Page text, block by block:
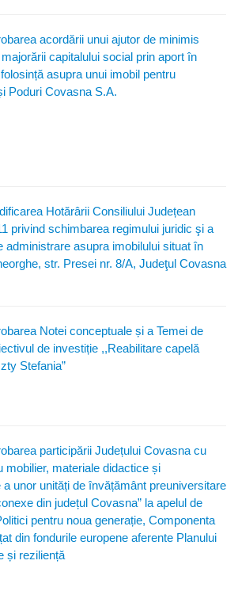
acordării unui ajutor de minimis
capitalului social prin aport în
asupra unui imobil pentru
Poduri Covasna S.A.
Hotărârii Consiliului Județean
privind schimbarea regimului juridic şi a
administrare asupra imobilului situat în
str. Presei nr. 8/A, Judeţul Covasna
Notei conceptuale și a Temei de
de investiție ,,Reabilitare capelă
Stefania”
participării Județului Covasna cu
mobilier, materiale didactice și
unor unități de învățământ preuniversitare
din județul Covasna” la apelul de
pentru noua generație, Componenta
din fondurile europene aferente Planului
și reziliență